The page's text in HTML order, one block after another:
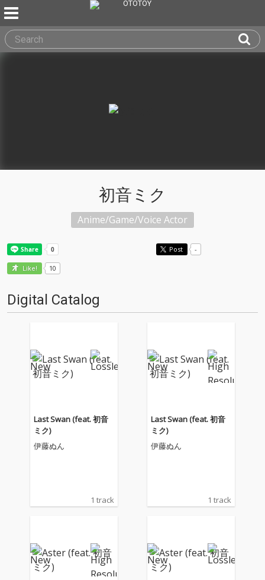
初音ミク
Anime/Game/Voice Actor
Post -
Like! 10
Digital Catalog
Last Swan (feat. 初音
ミク)
伊藤ぬん
1 track
Last Swan (feat. 初音
ミク)
伊藤ぬん
1 track